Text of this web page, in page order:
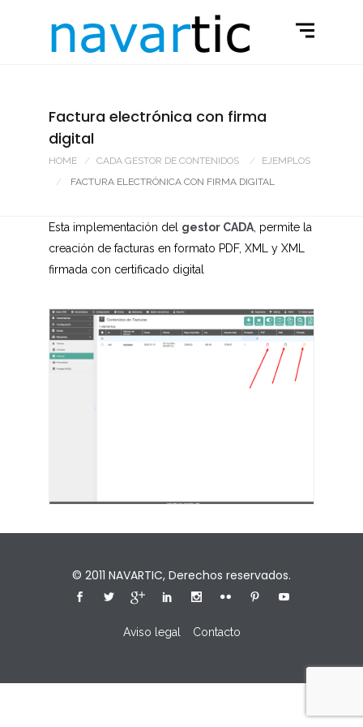
Factura electrónica con firma
digital
HOME CADA GESTOR DE CONTENIDOS
EJEMPLOS
FACTURA ELECTRÓNICA CON FIRMA DIGITAL
Esta implementación del gestor CADA, permite la
creación de facturas en formato PDF, XML y XML
firmada con certificado digital
© 2011 NAVARTIC, Derechos reservados.
Aviso legal Contacto